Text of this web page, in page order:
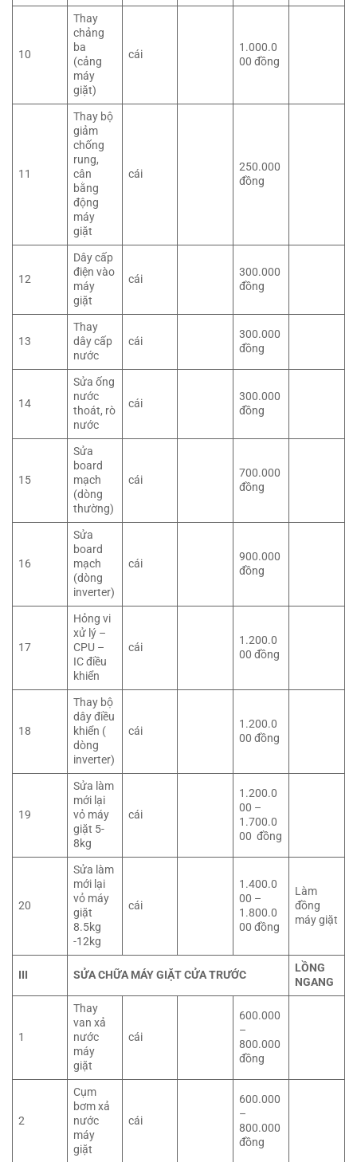
10
Thay
chảng
ba
(cảng
máy
giặt)
cái
1.000.0
00 đồng
11
Thay bộ
giảm
chống
rung,
cân
bằng
động
máy
giặt
cái
250.000
đồng
12
Dây cấp
điện vào
máy
giặt
cái
300.000
đồng
13
Thay
dây cấp
nước
cái
300.000
đồng
14
Sửa ống
nước
thoát, rò
nước
cái
300.000
đồng
15
Sửa
board
mạch
(dòng
thường)
cái
700.000
đồng
16
Sửa
board
mạch
(dòng
inverter)
cái
900.000
đồng
17
Hỏng vi
xử lý –
CPU –
IC điều
khiển
cái
1.200.0
00 đồng
18
Thay bộ
dây điều
khiển (
dòng
inverter)
cái
1.200.0
00 đồng
19
Sửa làm
mới lại
vỏ máy
giặt 5-
8kg
cái
1.200.0
00 –
1.700.0
00 đồng
20
Sửa làm
mới lại
vỏ máy
giặt
8.5kg
-12kg
cái
1.400.0
00 –
1.800.0
00 đồng
Làm
đồng
máy giặt
III SỬA CHỮA MÁY GIẶT CỬA TRƯỚC
LỒNG
NGANG
1
Thay
van xả
nước
máy
giặt
cái
600.000
–
800.000
đồng
2
Cụm
bơm xả
nước
máy
giặt
cái
600.000
–
800.000
đồng